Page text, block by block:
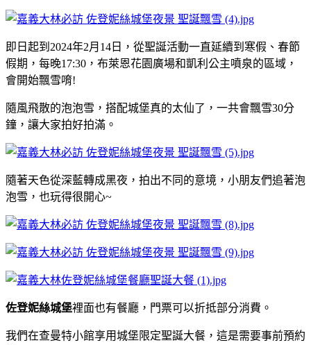
即日起到2024年2月14日，從聖誕活動一直延續到寒假、春節
假期， 每晚17:30，布萊恩花園廣場和凱利公主噴泉的區域，
會開始飄雪唷!
隨風飛散的泡泡雪，搭配城堡真的太仙了，一共會飄雪30分
鐘，讓大家拍好拍滿。
隨著天色從深藍轉成黑夜，拍出不同的意境，小朋友們追著泡
泡雪，也玩得很開心~
佐登妮絲城堡裡面也有餐廳，門票可以折抵部分消費。
我們在查曼特小館享用城堡限定聖誕大餐，這是需要事前預約